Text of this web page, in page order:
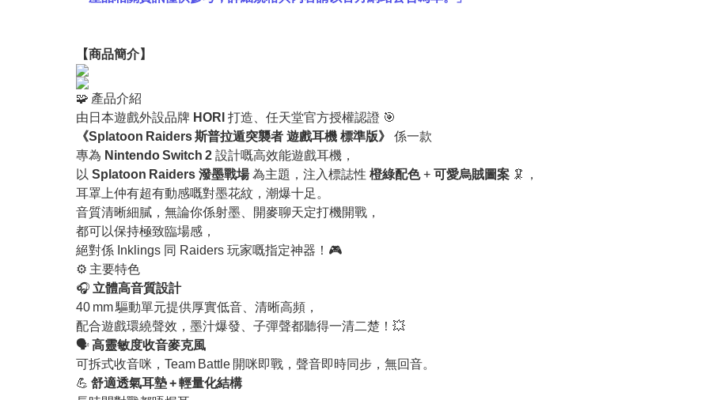
【商品簡介】
🧩 產品介紹
由日本遊戲外設品牌 HORI 打造、任天堂官方授權認證 🎯
《Splatoon Raiders 斯普拉遁突襲者 遊戲耳機 標準版》
係一款
專為 Nintendo Switch 2 設計嘅高效能遊戲耳機，
以 Splatoon Raiders 潑墨戰場為主題，注入標誌性 橙綠配色+ 可愛烏賊圖案 🦑，
耳罩上仲有超有動感嘅對墨花紋，潮爆十足。
音質清晰細膩，無論你係射墨、開麥聊天定打機開戰，
都可以保持極致臨場感，
絕對係 Inklings 同 Raiders 玩家嘅指定神器！🎮
⚙️ 主要特色
🎧 立體高音質設計
40 mm 驅動單元提供厚實低音、清晰高頻，
配合遊戲環繞聲效，墨汁爆發、子彈聲都聽得一清二楚！💥
🗣️高靈敏度收音麥克風
可拆式收音咪，Team Battle 開咪即戰，聲音即時同步，無回音。
💪 舒適透氣耳墊 + 輕量化結構